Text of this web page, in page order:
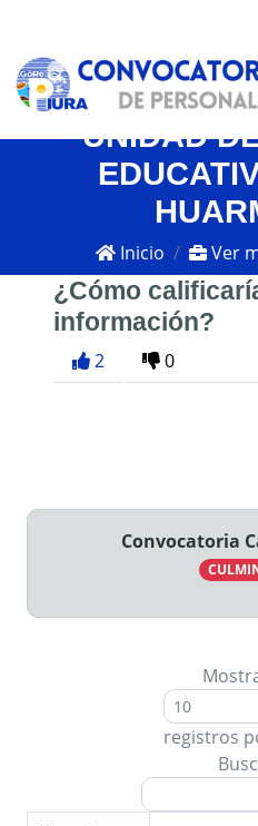
UNIDAD
Inicio Ver
¿Cómo
información?
2 0
Convocatoria
registros